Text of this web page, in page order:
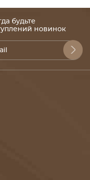
будьте
новинок